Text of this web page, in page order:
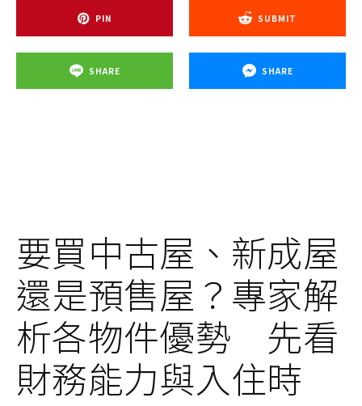
PIN SUBMIT
SHARE SHARE
要買中古屋、新成屋
還是預售屋？專家解
析各物件優勢 先看
財務能力與入住時